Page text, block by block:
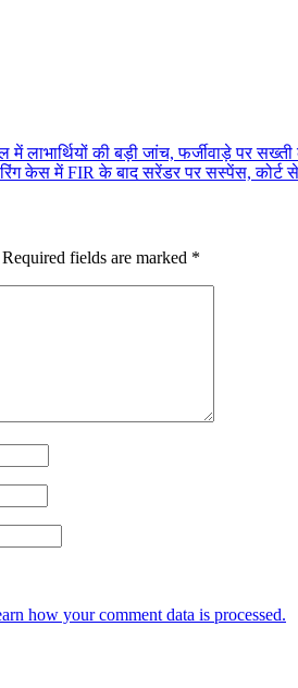
लाभार्थियों की बड़ी जांच, फर्जीवाड़े पर सख्ती
केस में FIR के बाद सरेंडर पर सस्पेंस, कोर्ट
Required fields are marked *
how your comment data is processed.